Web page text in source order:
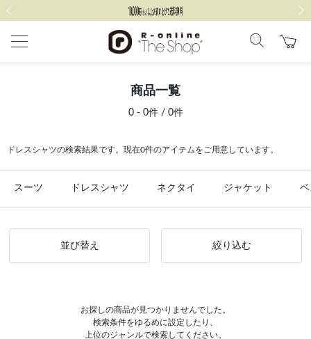
商品一覧
0 - 0件 / 0件
ドレスシャツの検索結果です。現在0件のアイテムをご用意しています。
スーツ ドレスシャツ ネクタイ ジャケット
並び替え 絞り込む
お探しの商品が見つかりませんでした。
検索条件をゆるめに設定したり、
上位のジャンルで検索してください。